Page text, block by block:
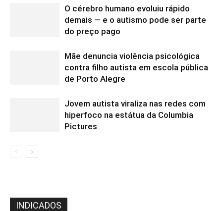
O cérebro humano evoluiu rápido
demais — e o autismo pode ser parte
do preço pago
Mãe denuncia violência psicológica
contra filho autista em escola pública
de Porto Alegre
Jovem autista viraliza nas redes com
hiperfoco na estátua da Columbia
Pictures
INDICADOS